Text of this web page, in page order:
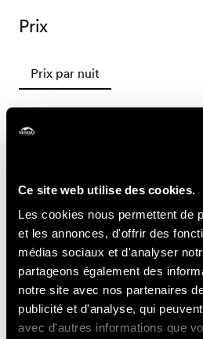
Ce site web utilise des cookies.
Les cookies nous permettent de
et les annonces, d'offrir des
médias sociaux et d'analyser
partageons également des
notre site avec nos partenaires
publicité et d'analyse, qui
avec d'autres informations que
Prix
Prix par nuit
Chambre standard dès
Chambre familiale dès
Accessibilité
Non Toilettes Places